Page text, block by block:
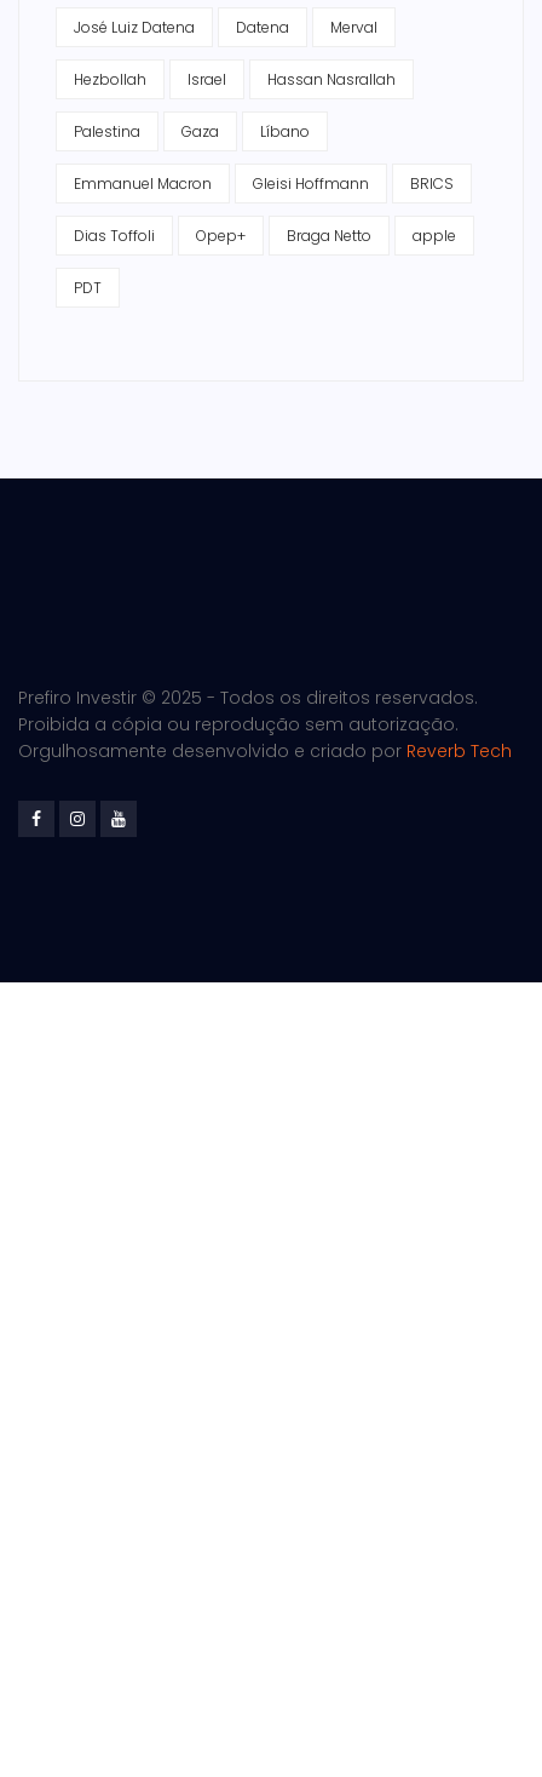
José Luiz Datena Datena Merval
Hezbollah Israel Hassan Nasrallah
Palestina Gaza Líbano
Emmanuel Macron Gleisi Hoffmann BRICS
Dias Toffoli Opep+ Braga Netto apple
PDT
Prefiro Investir © 2025 - Todos os direitos reservados.
Proibida a cópia ou reprodução sem autorização.
Orgulhosamente desenvolvido e criado por Reverb Tech